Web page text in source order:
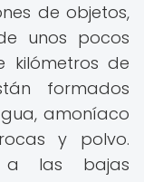
de objetos,
unos pocos
kilómetros de
formados
amoníaco
y polvo.
las bajas